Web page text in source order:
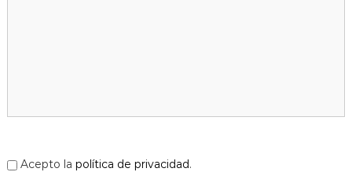
Acepto la política de privacidad.